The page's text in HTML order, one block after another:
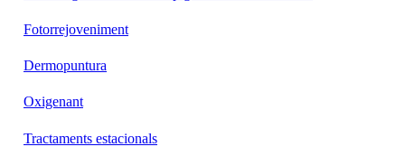
Fotorrejoveniment
Dermopuntura
Oxigenant
Tractaments estacionals